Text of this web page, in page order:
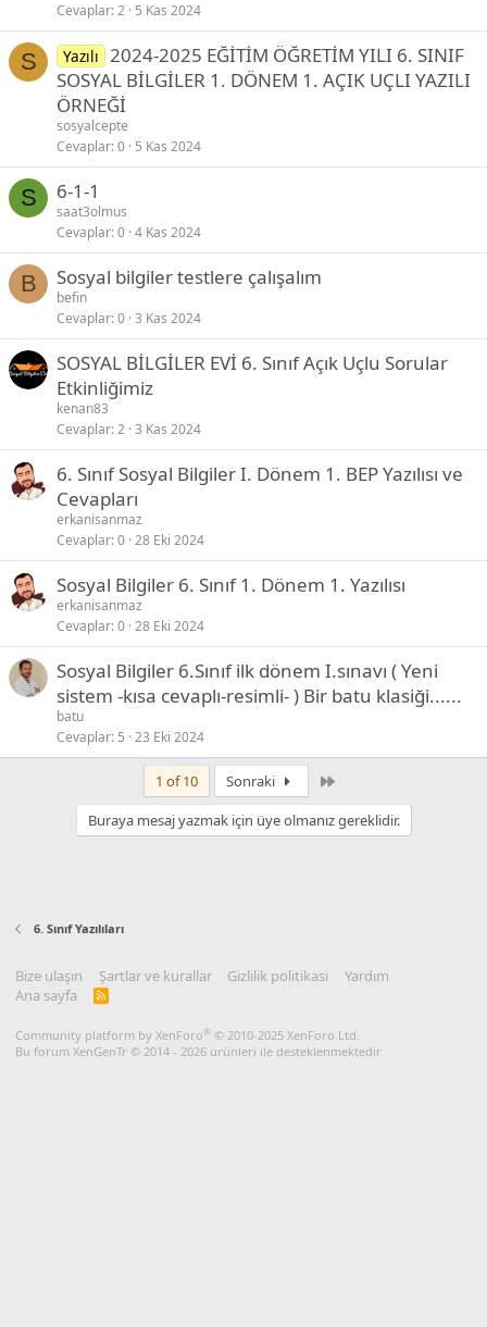
Cevaplar 2 5 Kas 2024
S Yazılı 2024-2025 EĞİTİM ÖĞRETİM YILI 6. SINIF
SOSYAL BİLGİLER 1. DÖNEM 1. AÇIK UÇLI YAZILI
ÖRNEĞİ
sosyalcepte
Cevaplar 0 5 Kas 2024
S 6-1-1
saat3olmus
Cevaplar 0 4 Kas 2024
B Sosyal bilgiler testlere çalışalım
befin
Cevaplar 0 3 Kas 2024
SOSYAL BİLGİLER EVİ 6. Sınıf Açık Uçlu Sorular
Etkinliğimiz
kenan83
Cevaplar 2 3 Kas 2024
6. Sınıf Sosyal Bilgiler I. Dönem 1. BEP Yazılısı ve
Cevapları
erkanisanmaz
Cevaplar 0 28 Eki 2024
Sosyal Bilgiler 6. Sınıf 1. Dönem 1. Yazılısı
erkanisanmaz
Cevaplar 0 28 Eki 2024
Sosyal Bilgiler 6.Sınıf ilk dönem I.sınavı ( Yeni
sistem -kısa cevaplı-resimli- ) Bir batu klasiği......
batu
Cevaplar 5 23 Eki 2024
1 of 10 Sonraki
Buraya mesaj yazmak için üye olmanız gereklidir.
6. Sınıf Yazılıları
Bize ulaşın Şartlar ve kurallar Gizlilik politikası
Yardım
Ana sayfa
R
Community platform by XenForo® © 2010-2025 XenForo Ltd.
Bu forum XenGenTr © 2014 - 2026 ürünleri ile desteklenmektedir